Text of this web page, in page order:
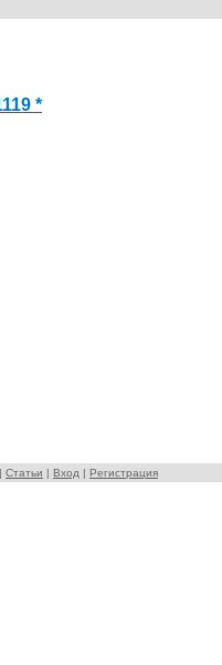
*
| Статьи | Вход | Регистрация